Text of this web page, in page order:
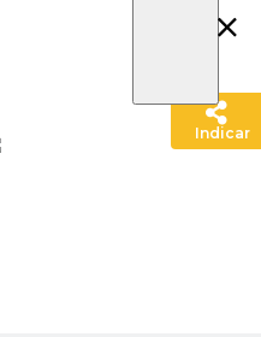
Indicar